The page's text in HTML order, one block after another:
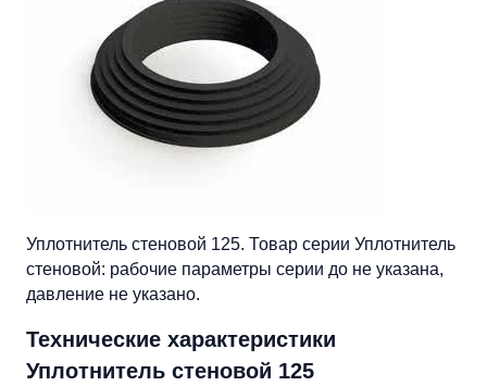
Уплотнитель стеновой 125. Товар серии Уплотнитель
стеновой: рабочие параметры серии до не указана,
давление не указано.
Технические характеристики
Уплотнитель стеновой 125